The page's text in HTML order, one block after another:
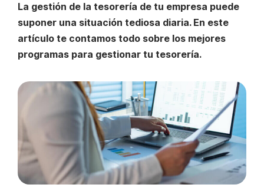
La gestión de la tesorería de tu empresa puede
suponer una situación tediosa diaria. En este
artículo te contamos todo sobre los mejores
programas para gestionar tu tesorería.